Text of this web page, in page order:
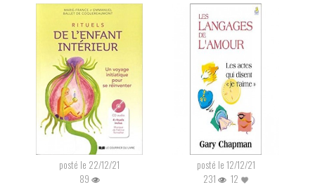
posté le 22/12/21
89
posté le 12/12/21
231
12